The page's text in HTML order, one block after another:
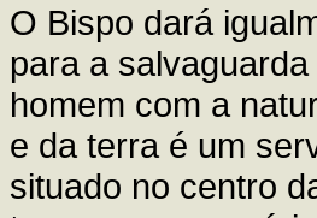
O Bispo dará
para a
homem com a
e da terra é um
situado no centro